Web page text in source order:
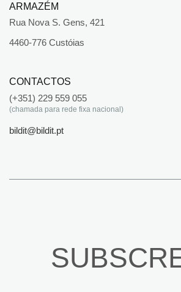
ARMAZÉM
Rua Nova S. Gens, 421
4460-776 Custóias
CONTACTOS
(+351) 229 559 055
(chamada para rede fixa nacional)
bildit@bildit.pt